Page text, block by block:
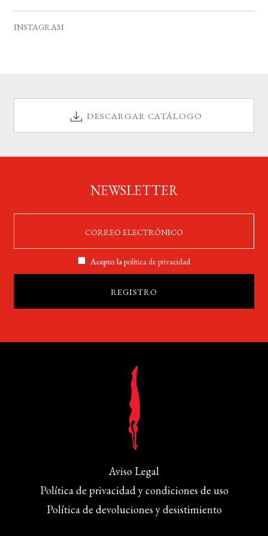
e
INSTAGRAM
DESCARGAR CATÁLOGO
NEWSLETTER
Acepto lapolítica de privacidad
Aviso Legal
Política de privacidad y condiciones de uso
Política de devoluciones y desistimiento